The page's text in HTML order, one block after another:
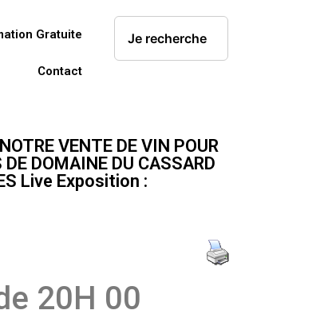
Gratuite
Contact
VENTE DE VIN POUR
DOMAINE DU CASSARD
Live Exposition :
20H 00